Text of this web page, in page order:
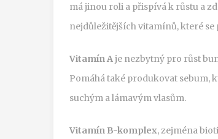
má jinou roli a přispívá k růstu a
nejdůležitějších vitamínů, které
Vitamín Aje nezbytný pro růst
Pomáhá také produkovat sebum,
suchým a lámavým vlasům.
Vitamín B-komplex, zejména